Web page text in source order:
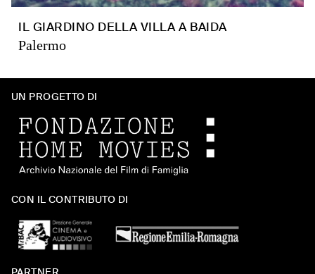
IL GIARDINO DELLA VILLA A BAIDA
Palermo
UN PROGETTO DI
CON IL CONTRIBUTO DI